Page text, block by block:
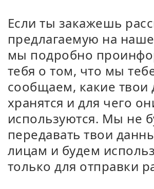
Если ты закажешь
предлагаемую на
мы подробно
тебя о том, что мы
сообщаем, какие твои
хранятся и для чего
используются. Мы не
передавать твои
лицам и будем
только для отправки